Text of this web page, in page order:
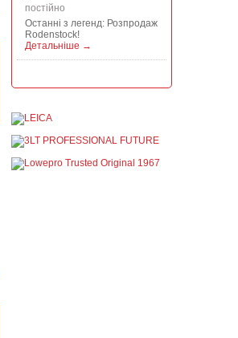
постійно
Останні з легенд: Розпродаж
Rodenstock!
Детальніше →
Manfrotto, National
продукції Manfrotto, National
гарантовану знижку від 50 до